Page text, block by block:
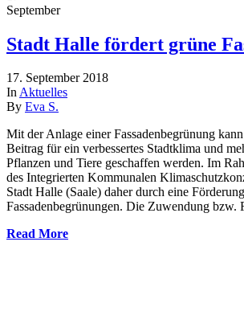
September
Stadt Halle fördert grüne
17. September 2018
InAktuelles
By Eva S.
Mit der Anlage einer Fassadenbegrünung
Beitrag für ein verbessertes Stadtklima und
Pflanzen und Tiere geschaffen werden. Im
des Integrierten Kommunalen
Stadt Halle (Saale) daher durch eine Förderung
Fassadenbegrünungen. Die Zuwendung bzw.
Read More